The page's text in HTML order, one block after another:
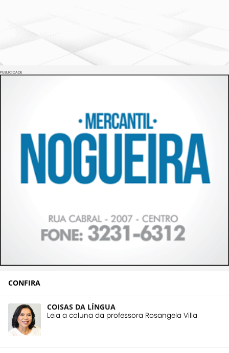
PUBLICIDADE
CONFIRA
COISAS DA LÍNGUA
Leia a coluna da professora Rosangela Villa